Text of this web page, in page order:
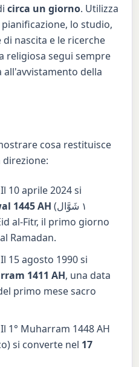
circa un giorno. Utilizza
lo studio,
nascita e le ricerche
religiosa segui sempre
della
cosa restituisce
Il 10 aprile 2024 si
1445 AH (١ شَوَّال
Ramadan.
Il 15 agosto 1990 si
1411 AH, una data
primo mese sacro
Il 1° Muharram 1448 AH
si converte nel 17